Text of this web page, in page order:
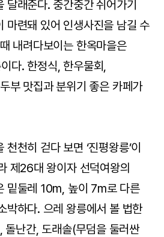
달래준다. 중간중간 쉬어가기
마련돼 있어 인생사진을 남길 수
내려다보이는 한옥마을은
다. 한정식, 한우물회,
부 맛집과 분위기 좋은 카페가
천히 걷다 보면 ‘진평왕릉’이
제26대 왕이자 선덕여왕의
밑둘레 10m, 높이 7m로 다른
박하다. 으레 왕릉에서 볼 법한
돌난간, 도래솔(무덤을 둘러싼